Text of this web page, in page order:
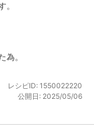
。
為。
レシピID: 1550022220
公開日: 2025/05/06